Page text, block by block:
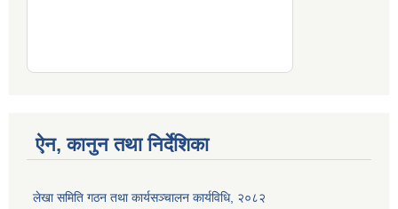
ऐन, कानुन तथा निर्देशिका
लेखा समिति गठन तथा कार्यसञ्चालन कार्यविधि, २०८२